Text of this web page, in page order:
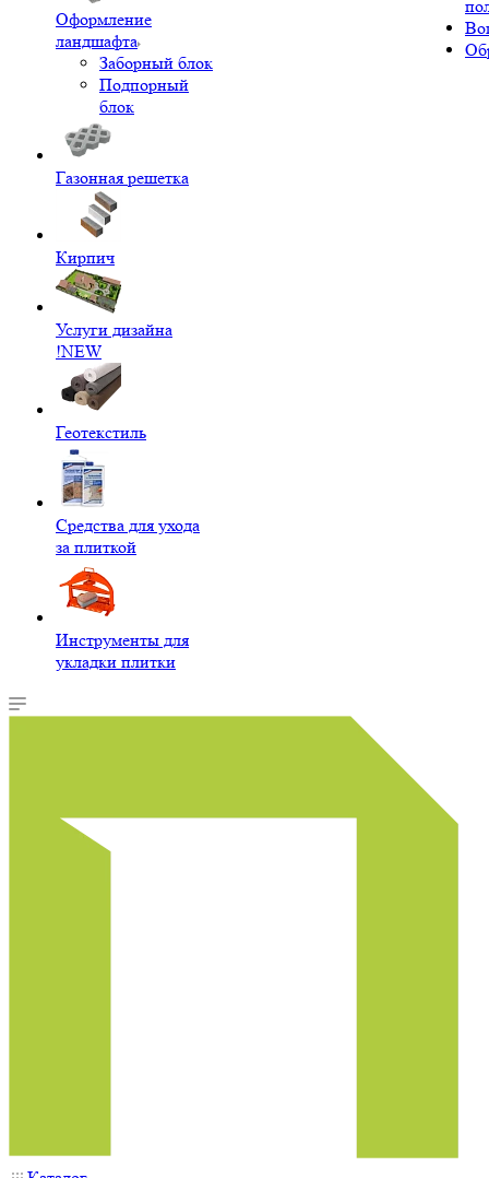
Оформление
ландшафта
Заборный блок
Подпорный
блок
Газонная решетка
Кирпич
Услуги дизайна
!NEW
Геотекстиль
Средства для ухода
за плиткой
Инструменты для
укладки плитки